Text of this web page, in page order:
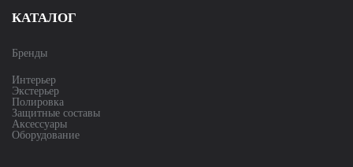
КАТАЛОГ
Бренды
Интерьер
Экстерьер
Полировка
Защитные составы
Аксессуары
Оборудование